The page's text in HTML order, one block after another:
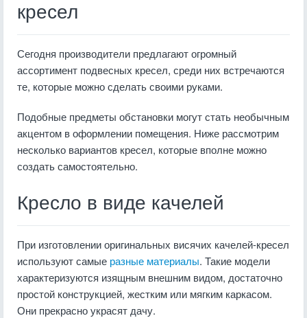
кресел
Сегодня производители предлагают огромный
ассортимент подвесных кресел, среди них встречаются
те, которые можно сделать своими руками.
Подобные предметы обстановки могут стать необычным
акцентом в оформлении помещения. Ниже рассмотрим
несколько вариантов кресел, которые вполне можно
создать самостоятельно.
Кресло в виде качелей
При изготовлении оригинальных висячих качелей-кресел
используют самые разные материалы. Такие модели
характеризуются изящным внешним видом, достаточно
простой конструкцией, жестким или мягким каркасом.
Они прекрасно украсят дачу.